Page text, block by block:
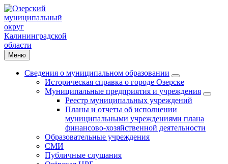
Меню
Сведения о муниципальном образовании
Историческая справка о городе Озерске
Муниципальные предприятия и учреждения
Реестр муниципальных учреждений
Планы и отчеты об исполнении
муниципальными учреждениями плана
финансово-хозяйственной деятельности
Образовательные учреждения
СМИ
Публичные слушания